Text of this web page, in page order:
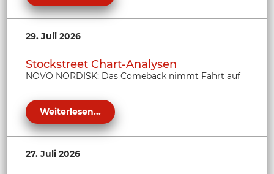
29. Juli 2026
Stockstreet Chart-Analysen
NOVO NORDISK: Das Comeback nimmt Fahrt auf
Weiterlesen...
27. Juli 2026